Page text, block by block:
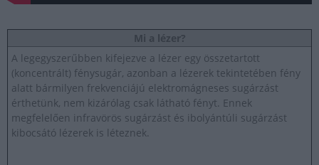
Mi a lézer?
A legegyszerűbben kifejezve a lézer egy összetartott
(koncentrált) fénysugár, azonban a lézerek tekintetében fény
alatt bármilyen frekvenciájú elektromágneses sugárzást
érthetünk, nem kizárólag csak látható fényt. Ennek
megfelelően infravörös sugárzást és ibolyántúli sugárzást
kibocsátó lézerek is léteznek.